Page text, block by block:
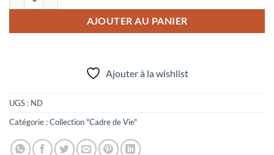
AJOUTER AU PANIER
Ajouter à la wishlist
UGS : ND
Catégorie :Collection "Cadre de Vie"